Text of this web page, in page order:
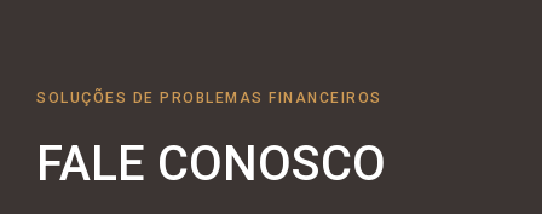
SOLUÇÕES DE PROBLEMAS FINANCEIROS
FALE CONOSCO